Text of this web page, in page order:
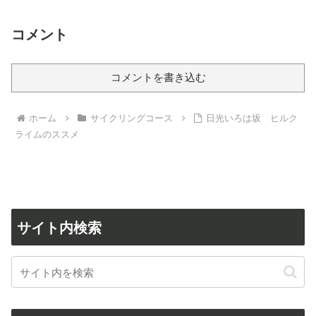
コメント
コメントを書き込む
ホーム サイクリングコース
日光いろは坂 ヒルク
ライムのススメ
サイト内検索